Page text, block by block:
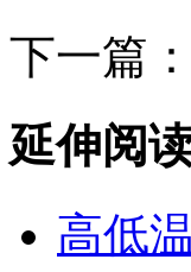
下一篇：
延伸阅
高低